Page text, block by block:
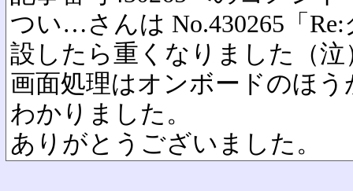
つい…さんは No.430265「
設したら重くなりました（
画面処理はオンボードのほ
わかりました。
ありがとうございました。